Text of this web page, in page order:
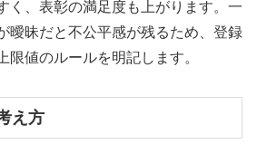
く、表彰の満足度も上がります。一
曖昧だと不公平感が残るため、登録
限値のルールを明記します。
え方